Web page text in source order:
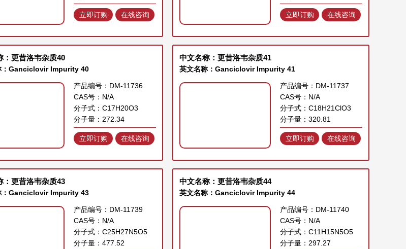
立即订购 在线咨询 立即订购 在线咨询
：更昔洛韦杂质40
：Ganciclovir Impurity 40
产品编号：DM-11736
CAS号：N/A
分子式：C17H20O3
分子量：272.34
立即订购 在线咨询
中文名称：更昔洛韦杂质41
英文名称：Ganciclovir Impurity 41
产品编号：DM-11737
CAS号：N/A
分子式：C18H21ClO3
分子量：320.81
立即订购 在线咨询
：更昔洛韦杂质43
：Ganciclovir Impurity 43
产品编号：DM-11739
CAS号：N/A
分子式：C25H27N5O5
分子量：477.52
中文名称：更昔洛韦杂质44
英文名称：Ganciclovir Impurity 44
产品编号：DM-11740
CAS号：N/A
分子式：C11H15N5O5
分子量：297.27